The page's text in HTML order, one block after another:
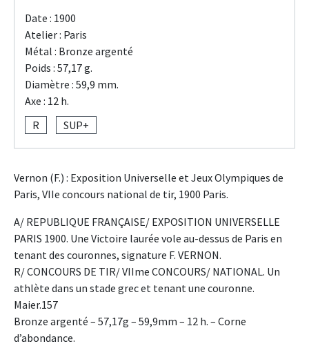
Date : 1900
Atelier : Paris
Métal : Bronze argenté
Poids : 57,17 g.
Diamètre : 59,9 mm.
Axe : 12 h.
R
SUP+
Vernon (F.) : Exposition Universelle et Jeux Olympiques de
Paris, VIIe concours national de tir, 1900 Paris.
A/ REPUBLIQUE FRANÇAISE/ EXPOSITION UNIVERSELLE
PARIS 1900. Une Victoire laurée vole au-dessus de Paris en
tenant des couronnes, signature F. VERNON.
R/ CONCOURS DE TIR/ VIIme CONCOURS/ NATIONAL. Un
athlète dans un stade grec et tenant une couronne.
Maier.157
Bronze argenté – 57,17g – 59,9mm – 12 h. – Corne
d’abondance.